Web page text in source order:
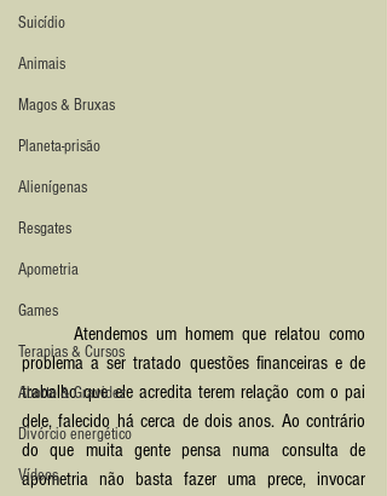
Suicídio
Animais
Magos & Bruxas
Planeta-prisão
Alienígenas
Resgates
Apometria
Games
Terapias & Cursos
Aborto & Gravidez
Divórcio energético
Vídeos
problema a ser tratado questões financeiras e de
trabalho que ele acredita terem relação com o pai
dele, falecido há cerca de dois anos. Ao contrário
do que muita gente pensa numa consulta de
apometria não basta fazer uma prece, invocar